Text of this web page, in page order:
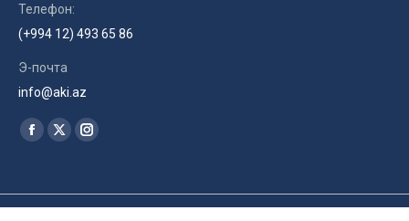
Телефон:
(+994 12) 493 65 86
Э-почта
info@aki.az
Найдите нас:
Facebook
in
X
in
Instagram
in